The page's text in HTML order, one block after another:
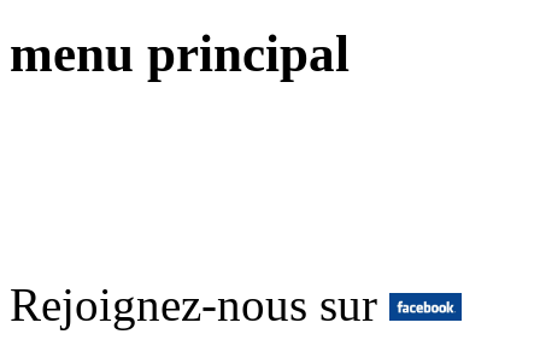
menu principal
Rejoignez-nous sur